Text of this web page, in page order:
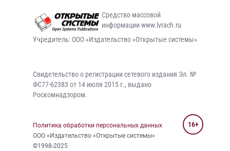
Средство массовой
информации www.lvrach.ru
Учредитель: ООО «Издательство «Открытые системы»
Свидетельство о регистрации сетевого издания Эл. №
ФС77-62383 от 14 июля 2015 г., выдано
Роскомнадзором.
Политика обработки персональных данных
ООО «Издательство «Открытые системы»
©1998-2025
16+